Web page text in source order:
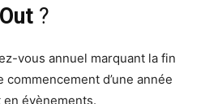
?
vous annuel marquant la fin
d’une année
évènements.